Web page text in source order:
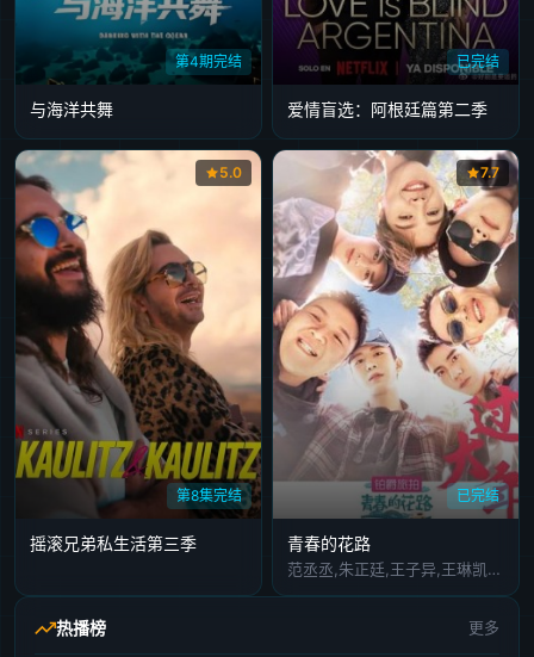
第4期完结
与海洋共舞
已完结
爱情盲选：阿根廷篇第二季
第8集完结
5.0
摇滚兄弟私生活第三季
已完结
7.7
青春的花路
范丞丞,朱正廷,王子异,王琳凯,尤长靖,艾福杰尼,费启鸣
热播榜 更多